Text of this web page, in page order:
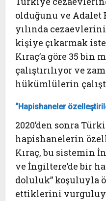
olduğunu ve Adalet
yılında
kişiye çıkarmak
Kıraç’a göre 35 bin
çalıştırılıyor ve
hükümlülerin
“Hapishaneler
2020’den sonra
hapishanelerin
Kıraç, bu sistemin
ve İngiltere’de bir
doluluk” koşuluyla
ettiklerini